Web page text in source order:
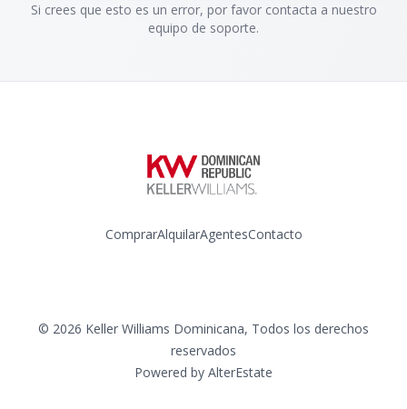
Si crees que esto es un error, por favor contacta a nuestro
equipo de soporte.
ComprarAlquilarAgentesContacto
© 2026 Keller Williams Dominicana, Todos los derechos
reservados
Powered by AlterEstate